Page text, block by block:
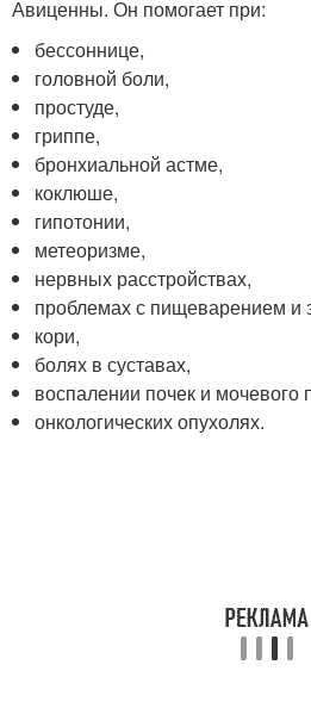
Авиценны. Он помогает при:
бессоннице,
головной боли,
простуде,
гриппе,
бронхиальной астме,
коклюше,
гипотонии,
метеоризме,
нервных расстройствах,
проблемах с пищеварением и
кори,
болях в суставах,
воспалении почек и мочевого
онкологических опухолях.